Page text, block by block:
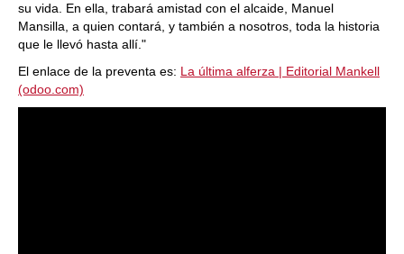
su vida. En ella, trabará amistad con el alcaide, Manuel
Mansilla, a quien contará, y también a nosotros, toda la historia
que le llevó hasta allí."
El enlace de la preventa es: La última alferza | Editorial Mankell
(odoo.com)